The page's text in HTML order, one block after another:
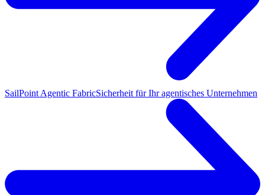
SailPoint Agentic FabricSicherheit für Ihr agentisches Unternehmen